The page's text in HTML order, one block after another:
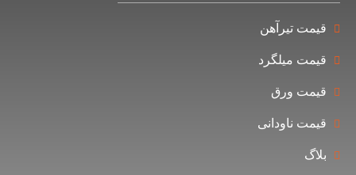
تیرآهن
میلگرد
ورق
ناودانی